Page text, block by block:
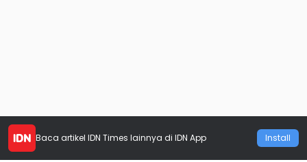
Baca artikel IDN Times lainnya di IDN App Install